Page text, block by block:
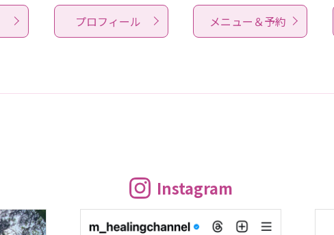
プロフィール メニュー＆予約
Instagram